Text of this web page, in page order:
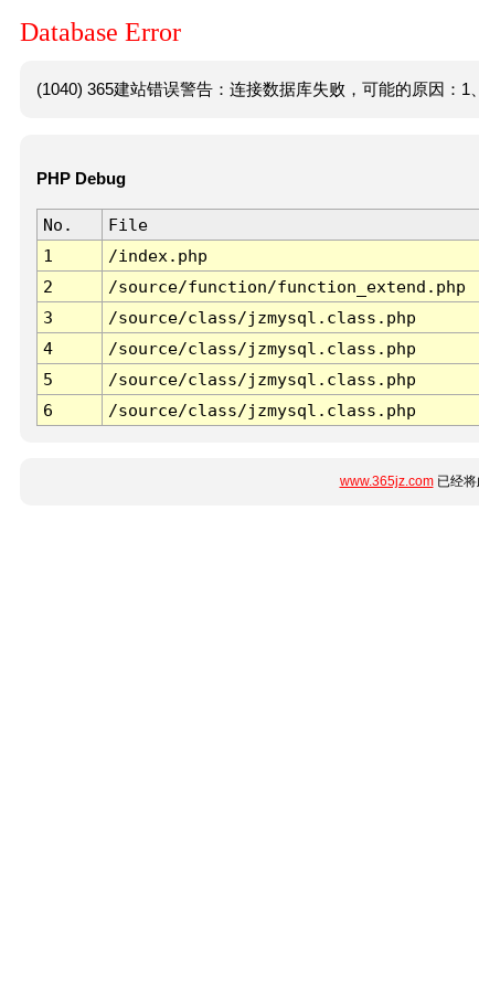
Database Error
(1040) 365建站错误警告：连接数据库失败，可能的原因：1
PHP Debug
No. File
1
/index.php
2
/source/function/function_extend.php
3
/source/class/jzmysql.class.php
4
/source/class/jzmysql.class.php
5
/source/class/jzmysql.class.php
6
/source/class/jzmysql.class.php
www.365jz.com已经将